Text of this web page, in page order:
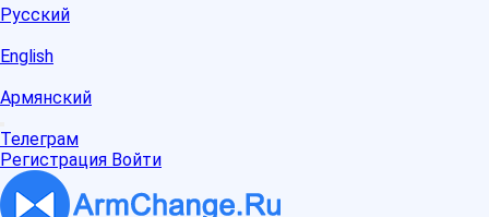
Русский
English
Армянский
Телеграм
Регистрация Войти